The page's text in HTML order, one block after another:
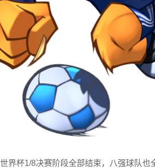
界杯1/8决赛阶段全部结束，八强球队也